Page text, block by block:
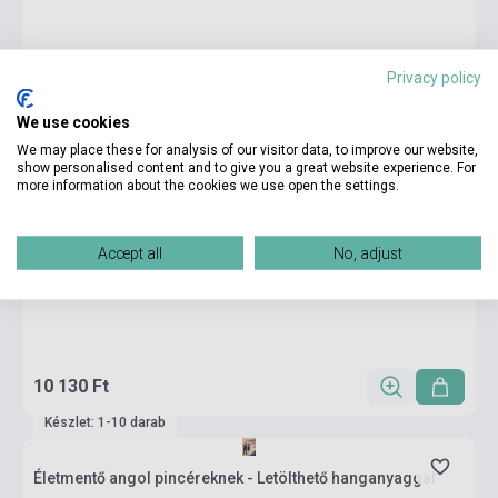
10 130 Ft
Készlet: 1-10 darab
Életmentő angol pincéreknek - Letölthető hanganyaggal
Privacy policy
We use cookies
We may place these for analysis of our visitor data, to improve our website,
show personalised content and to give you a great website experience. For
more information about the cookies we use open the settings.
Accept all No, adjust